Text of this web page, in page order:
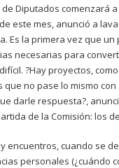
de Diputados comenzará
este mes, anunció a
Es la primera vez que
necesarias para
?Hay proyectos,
que no pase lo mismo
darle respuesta?,
de la Comisión: los
encuentros, cuando se
personales (¿cuándo